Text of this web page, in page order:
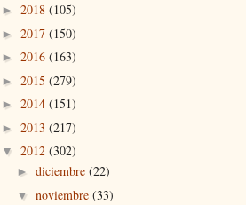
► 2018 (105)
► 2017 (150)
► 2016 (163)
► 2015 (279)
► 2014 (151)
► 2013 (217)
▼ 2012 (302)
► diciembre (22)
▼ noviembre (33)